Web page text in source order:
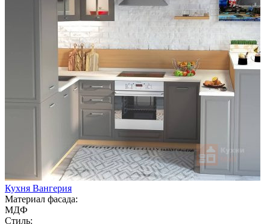
Кухня Вангерия
Материал фасада:
МДФ
Стиль: